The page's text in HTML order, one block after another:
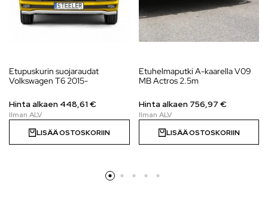
Etupuskurin suojaraudat
Volkswagen T6 2015-
Hinta alkaen 448,61€
LISÄÄ OSTOSKORIIN
Etuhelmaputki A-kaarella V09
MB Actros 2.5m
Hinta alkaen 756,97 €
LISÄÄ OSTOSKORIIN